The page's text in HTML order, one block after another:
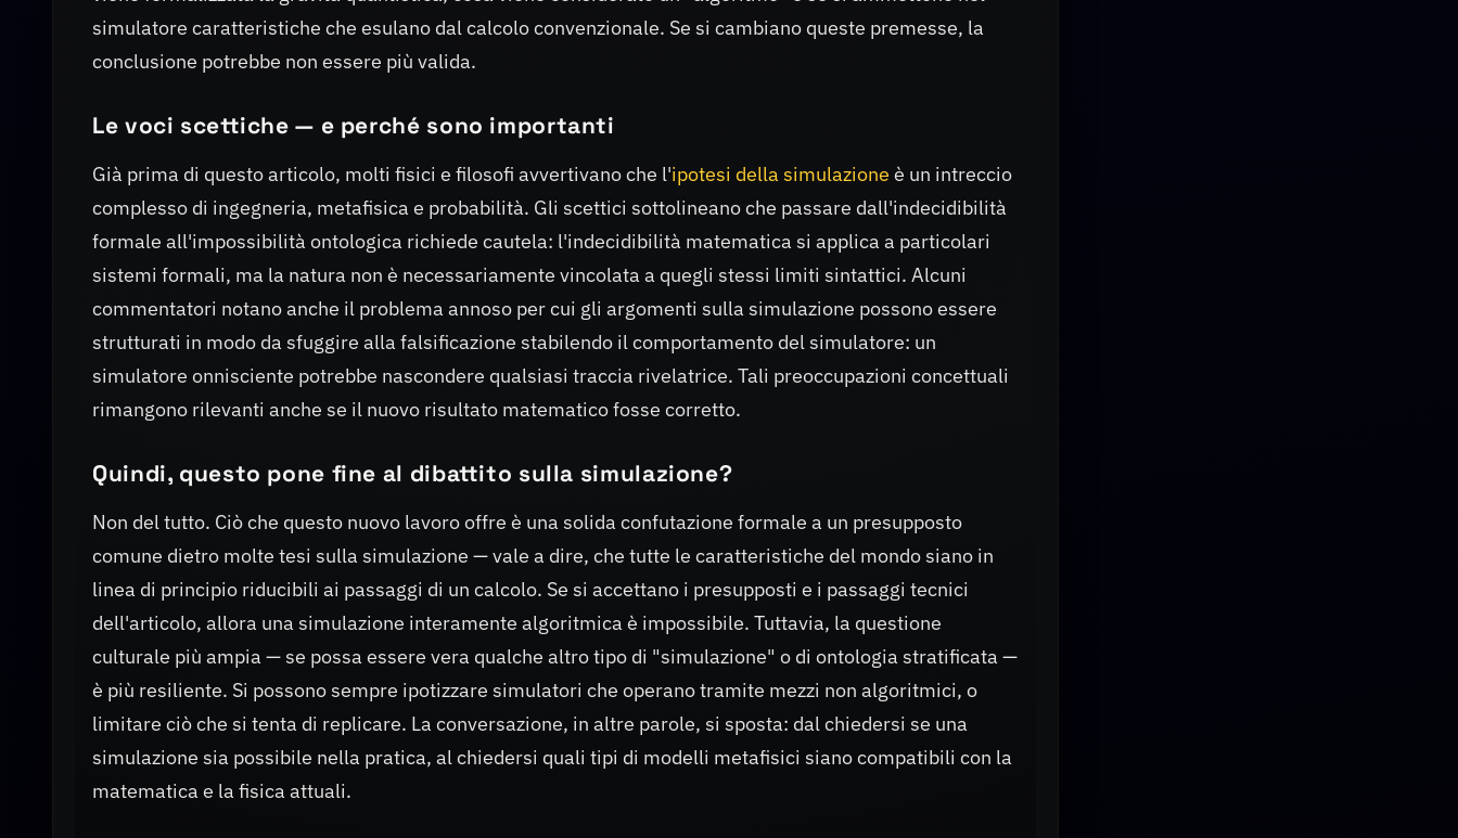
simulatore caratteristiche che esulano dal calcolo convenzionale. Se si cambiano queste premesse, la
conclusione potrebbe non essere più valida.
Le voci scettiche — e perché sono importanti
Già prima di questo articolo, molti fisici e filosofi avvertivano che l'ipotesi della simulazione è un intreccio
complesso di ingegneria, metafisica e probabilità. Gli scettici sottolineano che passare dall'indecidibilità
formale all'impossibilità ontologica richiede cautela: l'indecidibilità matematica si applica a particolari
sistemi formali, ma la natura non è necessariamente vincolata a quegli stessi limiti sintattici. Alcuni
commentatori notano anche il problema annoso per cui gli argomenti sulla simulazione possono essere
strutturati in modo da sfuggire alla falsificazione stabilendo il comportamento del simulatore: un
simulatore onnisciente potrebbe nascondere qualsiasi traccia rivelatrice. Tali preoccupazioni concettuali
rimangono rilevanti anche se il nuovo risultato matematico fosse corretto.
Quindi, questo pone fine al dibattito sulla simulazione?
Non del tutto. Ciò che questo nuovo lavoro offre è una solida confutazione formale a un presupposto
comune dietro molte tesi sulla simulazione — vale a dire, che tutte le caratteristiche del mondo siano in
linea di principio riducibili ai passaggi di un calcolo. Se si accettano i presupposti e i passaggi tecnici
dell'articolo, allora una simulazione interamente algoritmica è impossibile. Tuttavia, la questione
culturale più ampia — se possa essere vera qualche altro tipo di "simulazione" o di ontologia stratificata —
è più resiliente. Si possono sempre ipotizzare simulatori che operano tramite mezzi non algoritmici, o
limitare ciò che si tenta di replicare. La conversazione, in altre parole, si sposta: dal chiedersi se una
simulazione sia possibile nella pratica, al chiedersi quali tipi di modelli metafisici siano compatibili con la
matematica e la fisica attuali.